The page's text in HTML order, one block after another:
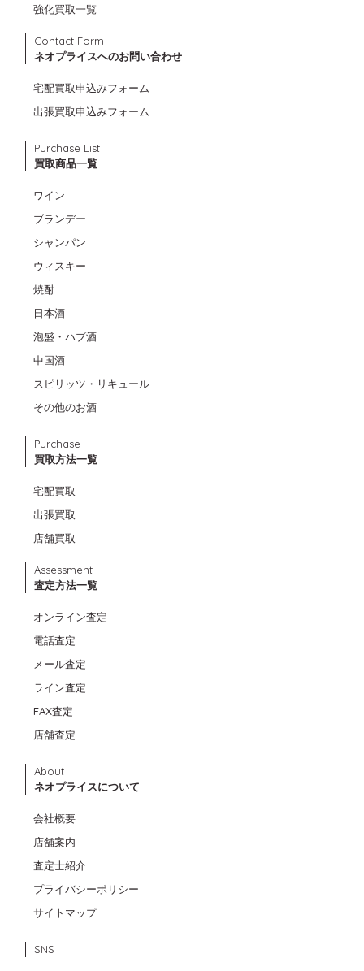
強化買取一覧
Contact Form
ネオプライスへのお問い合わせ
宅配買取申込みフォーム
出張買取申込みフォーム
Purchase List
買取商品一覧
ワイン
ブランデー
シャンパン
ウィスキー
焼酎
日本酒
泡盛・ハブ酒
中国酒
スピリッツ・リキュール
その他のお酒
Purchase
買取方法一覧
宅配買取
出張買取
店舗買取
Assessment
査定方法一覧
オンライン査定
電話査定
メール査定
ライン査定
FAX査定
店舗査定
About
ネオプライスについて
会社概要
店舗案内
査定士紹介
プライバシーポリシー
サイトマップ
SNS